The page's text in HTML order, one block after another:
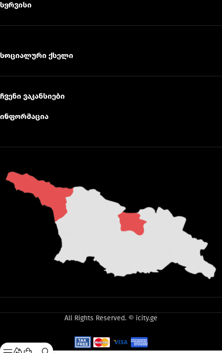
სერვისი
სოციალური ქსელი
ჩვენი ვაკანსიები
ინფორმაცია
All Rights Reserved. © icity.ge